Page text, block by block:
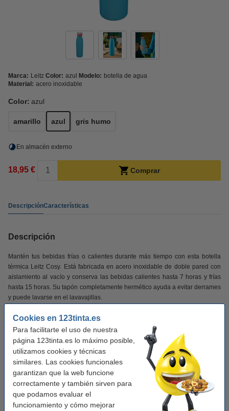
Cookies en 123tinta.es
Para facilitarte el uso de nuestra
página 123tinta.es lo máximo posible,
utilizamos cookies y técnicas
similares. Las cookies funcionales
garantizan que la web funcione
correctamente y también sirven para
que podamos evaluar el
funcionamiento y cómo mejorar
Marca: Leitz Color: azul Modelo: botella de agua
Material: acero inoxidable
Color: azul
amarillo azul gris humo
En almacén externo
18,95 € Comprar
DescripciónCaracterísticas
Descripción
Mantén tus bebidas frías o calientes durante más tiempo con esta botella
térmica Leitz Cosy. Está fabricada en acero inoxidable de doble pared con
aislamiento al vacío y conserva las bebidas calientes hasta 7 horas y frías
hasta 15 horas. Su tapón completamente hermético ayuda a evitar derrames
y puede lavarse en el lavavajillas.
Capacidad: 500 ml.
Material: acero inoxidable.
Aislamiento al vacío de doble pared.
Mantiene el calor hasta 7 horas.
Mantiene el frío hasta 15 horas.
Libre de BPA.
Apta para lavavajillas.
Color: azul sereno.